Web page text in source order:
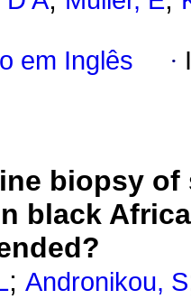
em Inglês ·
biopsy
black
; Andronikou, S